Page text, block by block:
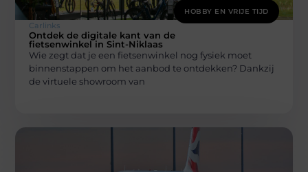
HOBBY EN VRIJE TIJD
Carlinks
Ontdek de digitale kant van de
fietsenwinkel in Sint-Niklaas
Wie zegt dat je een fietsenwinkel nog fysiek moet
binnenstappen om het aanbod te ontdekken? Dankzij
de virtuele showroom van